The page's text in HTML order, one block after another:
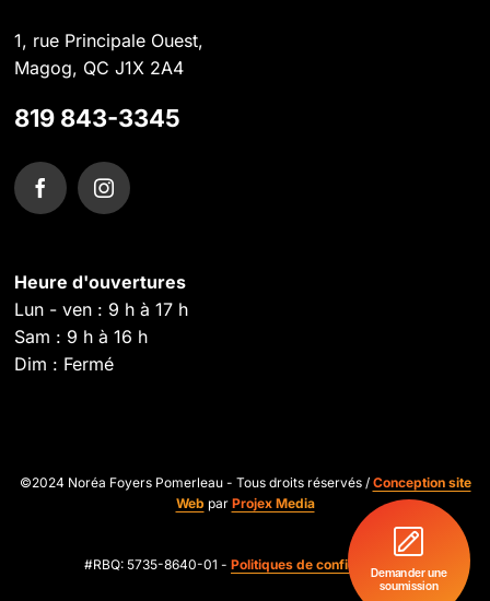
1, rue Principale Ouest,
Magog, QC J1X 2A4
819 843-3345
Heure d'ouvertures
Lun - ven : 9 h à 17 h
Sam : 9 h à 16 h
Dim : Fermé
©2024 Noréa Foyers Pomerleau - Tous droits réservés / Conception site
Web par Projex Media
#RBQ: 5735-8640-01 - Politiques de confidentialité